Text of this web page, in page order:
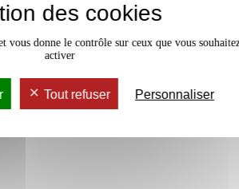
des cookies
vous donne le contrôle sur ceux que vous
activer
Tout refuser Personnaliser